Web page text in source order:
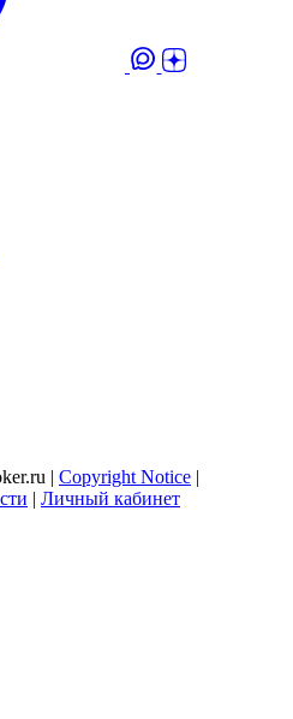
| Copyright Notice |
| Личный кабинет